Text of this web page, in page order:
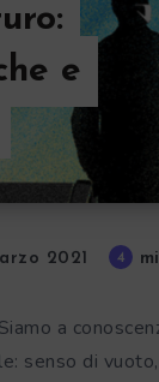
e
2021 4
a
senso di